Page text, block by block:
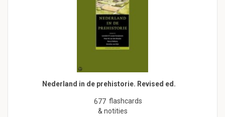
Nederland in de prehistorie. Revised ed.
677 flashcards
& notities